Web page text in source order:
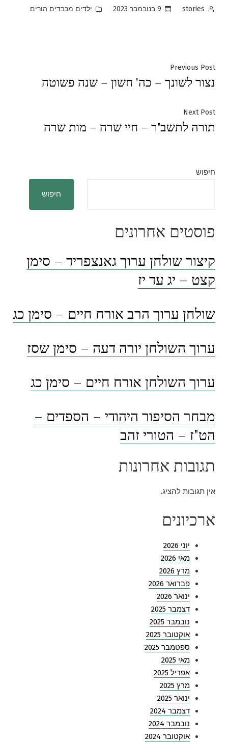
Posted
stories 9 בנובמבר 2023
Posted
ילדים מכבדים הורים
ניווט
Previous Post
post:
נצור לשונך – כה' חשון – שנה פשוטה
Next Post
post:
תורה לתשב"ר – חיי שרה – מות שרה
חיפוש
חיפוש
פוסטים אחרונים
קיצור שולחן ערוך גאנצפריד – סימן
קצט – יג עד יז
שולחן ערוך הרב אורח חיים – סימן כג
ערוך השולחן יורה דעה – סימן שסז
ערוך השולחן אורח חיים – סימן כג
מבחר הסיפור היהודי – הספדים –
הט"ז – הטורי זהב
תגובות אחרונות
אין תגובות להציג.
ארכיונים
יוני 2026
מאי 2026
מרץ 2026
פברואר 2026
ינואר 2026
דצמבר 2025
נובמבר 2025
אוקטובר 2025
ספטמבר 2025
מאי 2025
אפריל 2025
מרץ 2025
ינואר 2025
דצמבר 2024
נובמבר 2024
אוקטובר 2024